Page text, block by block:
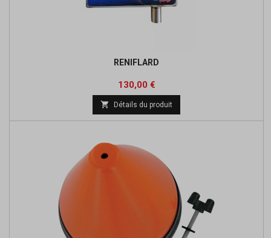
RENIFLARD
Prix
130,00 €
 Détails du produit